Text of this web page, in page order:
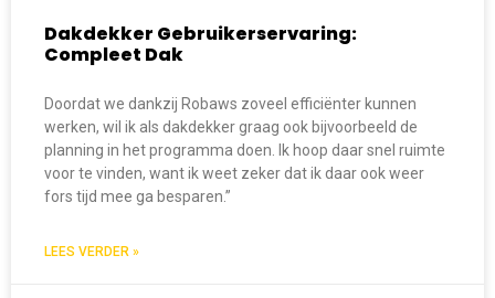
Dakdekker Gebruikerservaring:
Compleet Dak
Doordat we dankzij Robaws zoveel efficiënter kunnen
werken, wil ik als dakdekker graag ook bijvoorbeeld de
planning in het programma doen. Ik hoop daar snel ruimte
voor te vinden, want ik weet zeker dat ik daar ook weer
fors tijd mee ga besparen.”
LEES VERDER »